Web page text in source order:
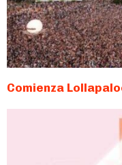
Comienza